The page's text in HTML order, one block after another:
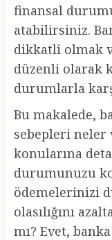
finansal
atabilirsiniz.
dikkatli olmak
düzenli olarak
durumlarla
Bu makalede,
sebepleri neler
konularına
durumunuzu
ödemelerinizi
olasılığını
mı? Evet,